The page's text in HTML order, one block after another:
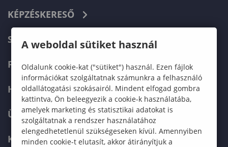
KÉPZÉSKERESŐ
SZERVEZETI FELÉPÍTÉS
FELVÉTELIZŐKNEK
HALLGATÓKNAK
ÜZLETI PARTNEREKNEK
KARRIER
A weboldal sütiket használ
Oldalunk cookie-kat ("sütiket") használ. Ezen fájlok
információkat szolgáltatnak számunkra a felhasználó
oldallátogatási szokásairól. Mindent elfogad gombra
kattintva, Ön beleegyezik a cookie-k használatába,
amelyek marketing és statisztikai adatokat is
szolgáltatnak a rendszer használatához
elengedhetetlenül szükségeseken kívül. Amennyiben
minden cookie-t elutasít, akkor átirányítjuk a